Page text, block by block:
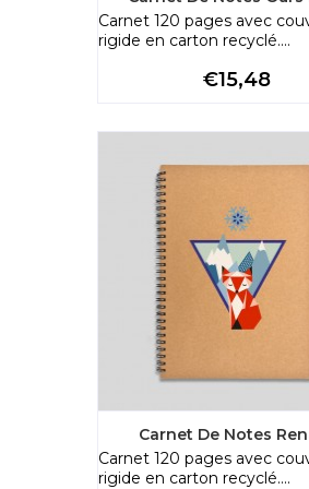
Carnet 120 pages avec
rigide en carton recyclé....
Preço
€15,48
Carnet De Notes
Carnet 120 pages avec
rigide en carton recyclé....